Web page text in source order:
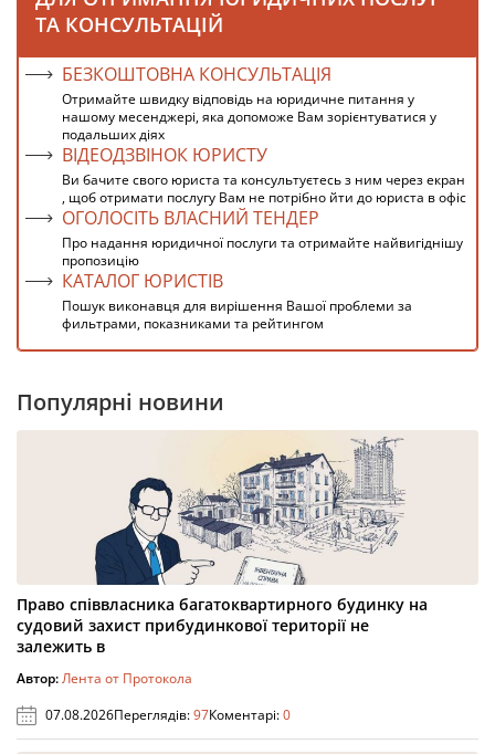
ТА КОНСУЛЬТАЦІЙ
БЕЗКОШТОВНА КОНСУЛЬТАЦІЯ
Отримайте швидку відповідь на юридичне питання у
нашому месенджері, яка допоможе Вам зорієнтуватися у
подальших діях
ВІДЕОДЗВІНОК ЮРИСТУ
Ви бачите свого юриста та консультуєтесь з ним через екран
, щоб отримати послугу Вам не потрібно йти до юриста в офіс
ОГОЛОСІТЬ ВЛАСНИЙ ТЕНДЕР
Про надання юридичної послуги та отримайте найвигіднішу
пропозицію
КАТАЛОГ ЮРИСТІВ
Пошук виконавця для вирішення Вашої проблеми за
фильтрами, показниками та рейтингом
Популярні новини
Право співвласника багатоквартирного будинку на
судовий захист прибудинкової території не
залежить в
Автор:Лента от Протокола
07.08.2026Переглядів:97Коментарі:0